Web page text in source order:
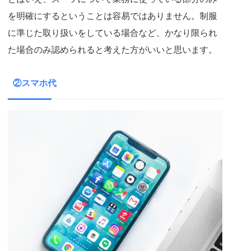
を明確にするということは容易ではありません。制服
に準じた取り扱いをしている場合など、かなり限られ
た場合のみ認められると考えた方がいいと思います。
②スマホ代